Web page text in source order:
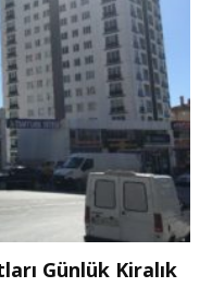
Günlük Kiralık